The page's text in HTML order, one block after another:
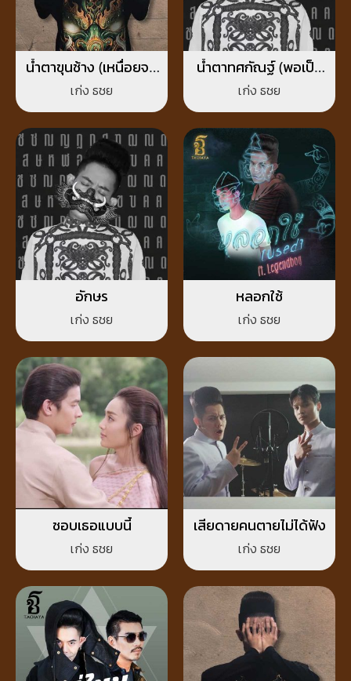
น้ำตาขุนช้าง (เหนื่อยจน
อยากพัก)
เก่ง ธชย
น้ำตาทศกัณฐ์ (พอเป็น
คนดีก็โดนทำร้าย)
เก่ง ธชย
อักษร
เก่ง ธชย
หลอกใช้
เก่ง ธชย
ชอบเธอแบบนี้
เก่ง ธชย
เสียดายคนตายไม่ได้ฟัง
เก่ง ธชย